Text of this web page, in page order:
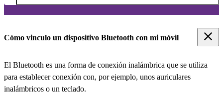
Cómo vinculo un dispositivo Bluetooth con mi móvil
El Bluetooth es una forma de conexión inalámbrica que se utiliza
para establecer conexión con, por ejemplo, unos auriculares
inalámbricos o un teclado.